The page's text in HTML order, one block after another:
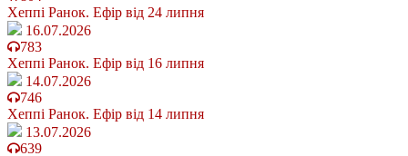
Хеппі Ранок. Ефір від 24 липня
16.07.2026
783
Хеппі Ранок. Ефір від 16 липня
14.07.2026
746
Хеппі Ранок. Ефір від 14 липня
13.07.2026
639